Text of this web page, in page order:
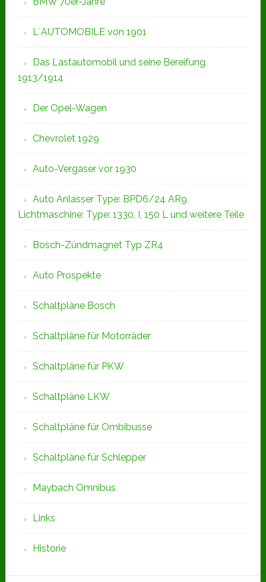
L`AUTOMOBILE von 1901
Das Lastautomobil und seine Bereifung
1913/1914
Der Opel-Wagen
Chevrolet 1929
Auto-Vergaser vor 1930
Auto Anlasser Type: BPD6/24 AR9,
Lichtmaschine: Type: 1330, I, 150 L und weitere Teile
Bosch-Zündmagnet Typ ZR4
Auto Prospekte
Schaltpläne Bosch
Schaltpläne für Motorräder
Schaltpläne für PKW
Schaltpläne LKW
Schaltpläne für Ombibusse
Schaltpläne für Schlepper
Maybach Omnibus
Links
Historie